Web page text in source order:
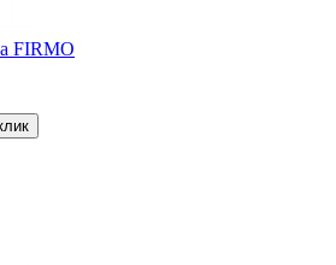
FIRMO